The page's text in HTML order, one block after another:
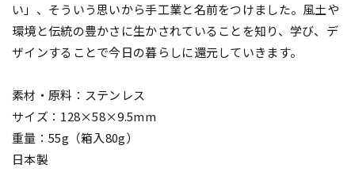
い」、そういう思いから手工業と名前をつけました。風土や
環境と伝統の豊かさに生かされていることを知り、学び、デ
ザインすることで今日の暮らしに還元していきます。
素材・原料：ステンレス
サイズ：128×58×9.5mm
重量：55g（箱入80g）
日本製